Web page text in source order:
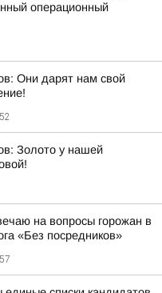
операционный
Они дарят нам свой
Золото у нашей
на вопросы горожан в
«Без посредников»